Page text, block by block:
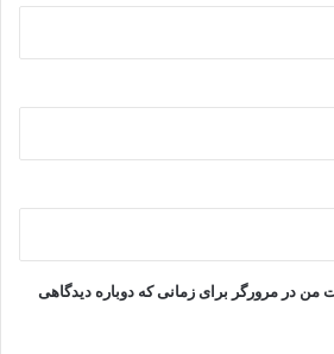
من در مرورگر برای زمانی که دوباره دیدگاهی